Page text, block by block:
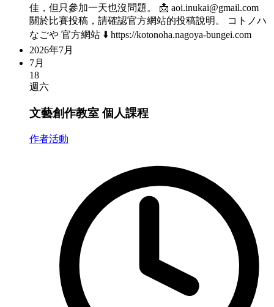
佳，但只參加一天也沒問題。 📩 aoi.inukai@gmail.com
關於比賽投稿，請確認官方網站的投稿說明。 コトノハ
なごや 官方網站 ⬇️ https://kotonoha.nagoya-bungei.com
2026年7月
7月
18
週六
文藝創作教室 個人課程
作者活動